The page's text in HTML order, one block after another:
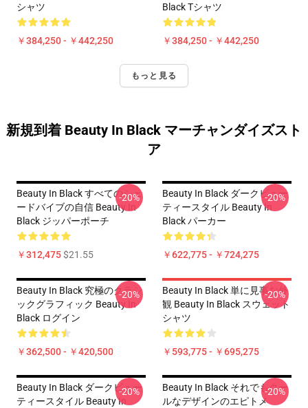
シャツ
￥384,250 - ￥442,250
Black Tシャツ
￥384,250 - ￥442,250
もっと見る
新規到着 Beauty In Black マーチャンダイズスト
ア
Beauty In Black すべてのシェ
ードバイブの自信 Beauty In
Black ジッパーポーチ
￥312,475$21.55
-20%
Beauty In Black ダークビュー
ティースタイル Beauty In
Black パーカー
￥622,775 - ￥724,275
-20%
Beauty In Black 究極のクラシ
ックグラフィック Beauty In
Black ログイン
￥362,500 - ￥420,500
-20%
Beauty In Black 単に見事な外
観 Beauty In Black スウェット
シャツ
￥593,775 - ￥695,275
-20%
Beauty In Black ダークビュー
ティースタイル Beauty In
-20%
Beauty In Black それでもクー
ルなデザインのエピトメ
-20%